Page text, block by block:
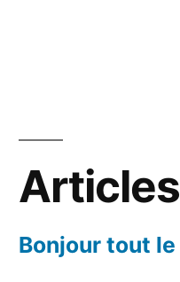
Bonjour tout le